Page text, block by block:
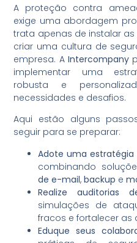
A proteção contra
exige uma abordagem
trata apenas de instalar
criar uma cultura de
empresa. A Intercompany
implementar uma
robusta e
necessidades e desafios.
Aqui estão alguns
seguir para se preparar:
Adote uma
combinando
de e-mail,backup e
Realize auditorias
simulações de
fracos e fortalecer as
Eduque seus